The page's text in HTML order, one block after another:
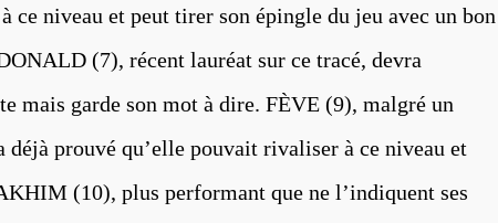
ce niveau et peut tirer son épingle du jeu avec un bon
(7), récent lauréat sur ce tracé, devra
mais garde son mot à dire. FÈVE (9), malgré un
déjà prouvé qu’elle pouvait rivaliser à ce niveau et
(10), plus performant que ne l’indiquent ses